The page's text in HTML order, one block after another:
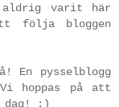
aldrig varit här
följa bloggen
En pysselblogg
hoppas på att
dag! :)